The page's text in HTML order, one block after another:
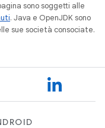
sono soggetti alle
. Java e OpenJDK sono
sue società consociate.